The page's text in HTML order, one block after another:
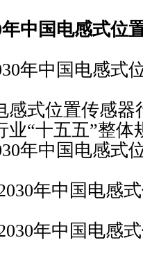
中国电感式位
年中国电感式
置传感器行
五五”整体
年中国电感式
中国电感式
中国电感式